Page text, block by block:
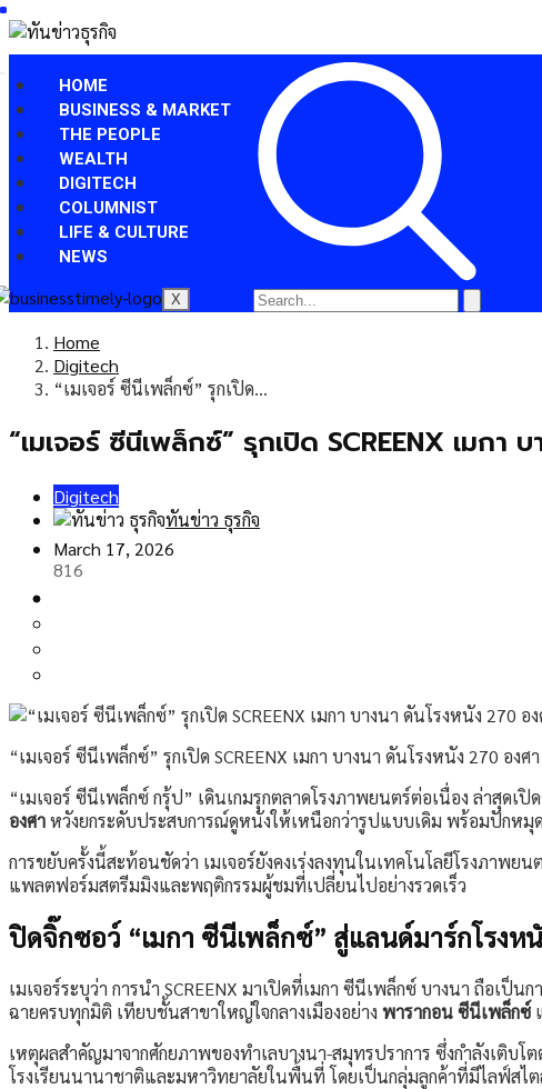
HOME
BUSINESS & MARKET
THE PEOPLE
WEALTH
DIGITECH
COLUMNIST
LIFE & CULTURE
NEWS
X
Home
Digitech
“เมเจอร์ ซีนีเพล็กซ์” รุกเปิด…
“เมเจอร์ ซีนีเพล็กซ์” รุกเปิด SCREENX เม
Digitech
ทันข่าว ธุรกิจ
March 17, 2026
816
“เมเจอร์ ซีนีเพล็กซ์” รุกเปิด SCREENX เมกา บางนา ดันโรงหนัง 270 อง
“เมเจอร์ ซีนีเพล็กซ์ กรุ้ป” เดินเกมรุกตลาดโรงภาพยนตร์ต่อเนื่อง ล่าสุดเ
องศาหวังยกระดับประสบการณ์ดูหนังให้เหนือกว่ารูปแบบเดิม พร้อมปักหมุ
การขยับครั้งนี้สะท้อนชัดว่า เมเจอร์ยังคงเร่งลงทุนในเทคโนโลยีโรงภาพ
แพลตฟอร์มสตรีมมิงและพฤติกรรมผู้ชมที่เปลี่ยนไปอย่างรวดเร็ว
ปิดจิ๊กซอว์ “เมกา ซีนีเพล็กซ์” สู่แลนด์มาร์กโรงห
เมเจอร์ระบุว่า การนำ SCREENX มาเปิดที่เมกา ซีนีเพล็กซ์ บางนา ถือเ
ฉายครบทุกมิติ เทียบชั้นสาขาใหญ่ใจกลางเมืองอย่าง พารากอน ซีนีเพล็กซ์
เหตุผลสำคัญมาจากศักยภาพของทำเลบางนา-สมุทรปราการ ซึ่งกำลังเติบโ
โรงเรียนนานาชาติและมหาวิทยาลัยในพื้นที่ โดยเป็นกลุ่มลูกค้าที่มีไลฟ์ส